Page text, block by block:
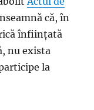
că, în
înființată
nu exista
la